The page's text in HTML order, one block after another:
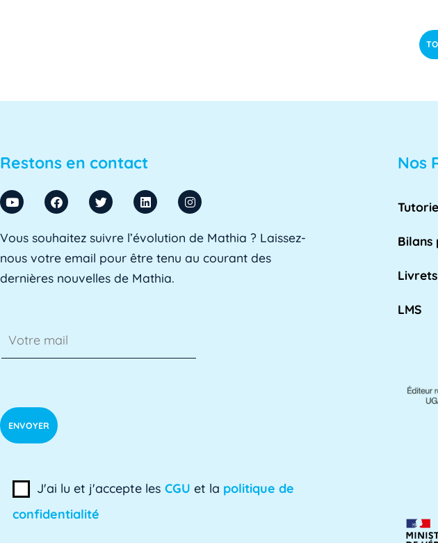
ADSI-ESR est l'acronyme de l'Association professionnelle des directeurs des
L'AE, ou Adaptation à l'emploi, est un dispositif mis en place par l'Éducation
L'Assistant d'Éducation (AED) est un personnel non-enseignant qui travaille
La division des affaires académiques est chargée de soutenir l'apprentissage
Restons en contact
Vous souhaitez suivre l’évolution de Mathia ? Laissez-
nous votre email pour être tenu au courant des
dernières nouvelles de Mathia.
J'ai lu et j'accepte les CGU et la politique de
confidentialité
Nos
Bilans
LMS